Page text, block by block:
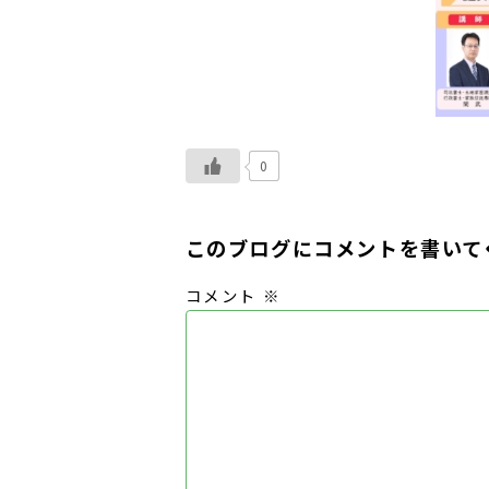
0
このブログにコメントを書い
コメント ※